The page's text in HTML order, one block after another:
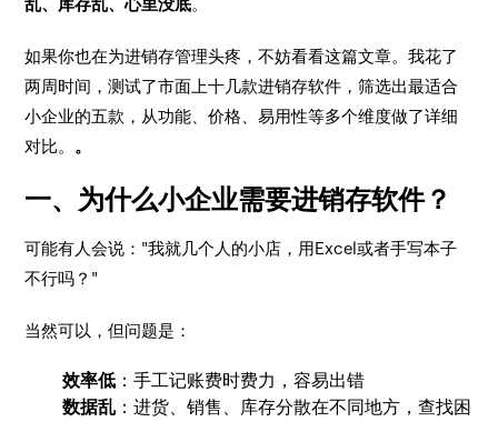
乱、库存乱、心里没底。
如果你也在为进销存管理头疼，不妨看看这篇文章。我花了
两周时间，测试了市面上十几款进销存软件，筛选出最适合
小企业的五款，从功能、价格、易用性等多个维度做了详细
对比。 。
一、为什么小企业需要进销存软件？
可能有人会说："我就几个人的小店，用Excel或者手写本子
不行吗？"
当然可以，但问题是：
效率低 ：手工记账费时费力，容易出错
数据乱 ：进货、销售、库存分散在不同地方，查找困